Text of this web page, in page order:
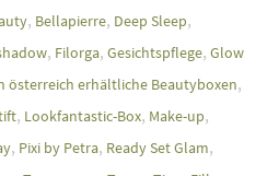
, Bellapierre, Deep Sleep,
, Filorga, Gesichtspflege, Glow
österreich erhältliche Beautyboxen,
, Lookfantastic-Box, Make-up,
, Pixi by Petra, Ready Set Glam,